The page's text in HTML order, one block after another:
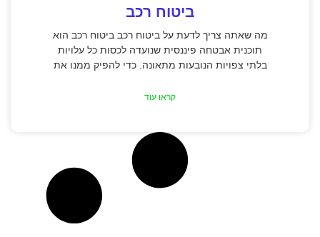
ביטוח רכב
מה שאתה צריך לדעת על ביטוח רכב ביטוח רכב הוא
תוכנית אבטחה פיננסית שנועדה לכסות כל עלויות
בלתי צפויות הנובעות מתאונה. כדי להפיק ממנו את
קראו עוד